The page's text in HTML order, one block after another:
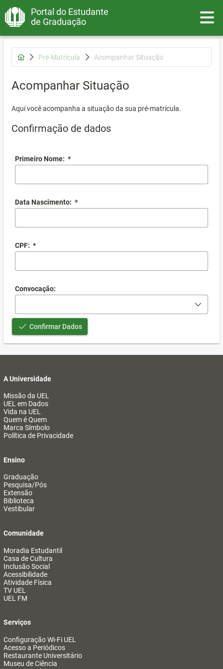
Portal do Estudante
de Graduação
Pré-Matrícula Acompanhar Situação
Acompanhar Situação
Aqui você acompanha a situação da sua pré-matrícula.
Confirmação de dados
Primeiro Nome: *
Data Nascimento: *
CPF: *
Convocação:
Confirmar Dados
A Universidade
Missão da UEL
UEL em Dados
Vida na UEL
Quem é Quem
Marca Símbolo
Política de Privacidade
Ensino
Graduação
Pesquisa/Pós
Extensão
Biblioteca
Vestibular
Comunidade
Moradia Estudantil
Casa de Cultura
Inclusão Social
Acessibilidade
Atividade Física
TV UEL
UEL FM
Serviços
Configuração Wi-Fi UEL
Acesso a Periódicos
Restaurante Universitário
Museu de Ciência